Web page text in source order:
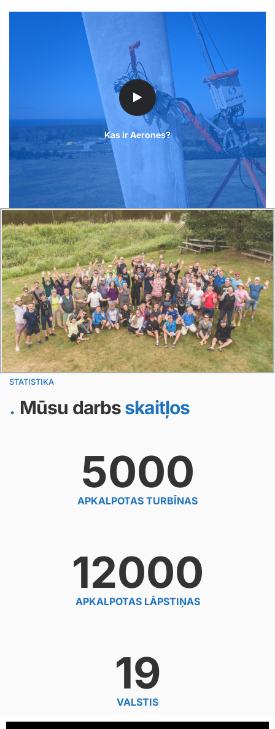
Kas ir Aerones?
STATISTIKA
Mūsu darbsskaitļos
5000
APKALPOTAS TURBĪNAS
12000
APKALPOTAS LĀPSTIŅAS
19
VALSTIS